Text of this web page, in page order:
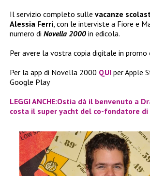
Il servizio completo sulle vacanze
Alessia Ferri , con le interviste a Fiore e
numero di Novella 2000 in edicola.
Per avere la vostra copia digitale in promo
Per la app di Novella 2000 QUI per Apple
Google Play
LEGGI ANCHE:Ostia dà il benvenuto a
costa il super yacht del co-fondatore di